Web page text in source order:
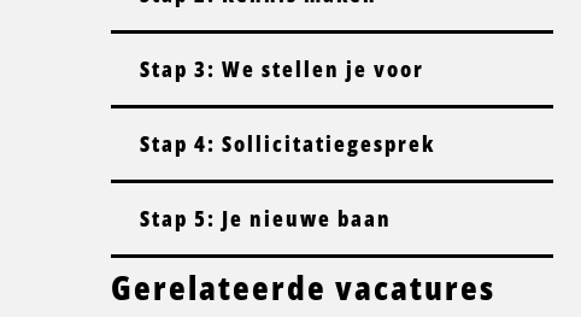
Stap 3: We stellen je voor
Stap 4: Sollicitatiegesprek
Stap 5: Je nieuwe baan
Gerelateerde vacatures